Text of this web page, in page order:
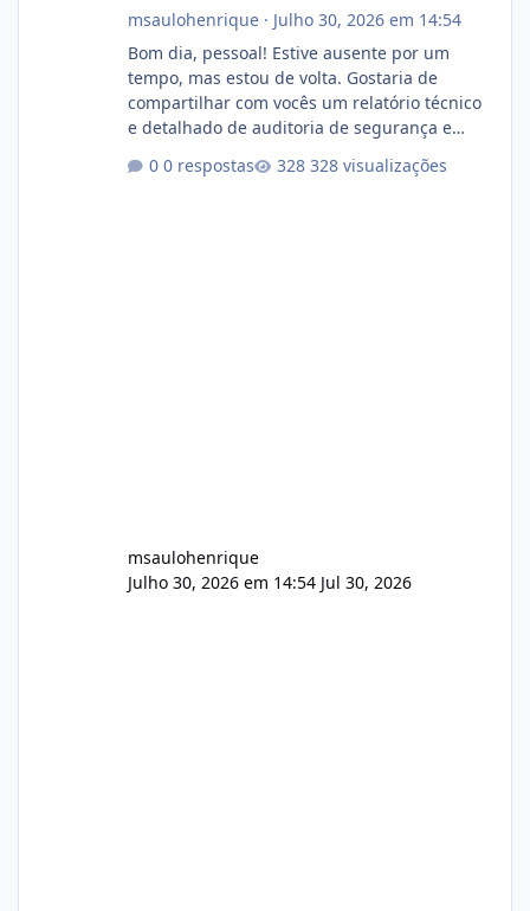
msaulohenrique· Julho 30, 2026 em 14:54
Bom dia, pessoal! Estive ausente por um
tempo, mas estou de volta. Gostaria de
compartilhar com vocês um relatório técnico
e detalhado de auditoria de segurança e
atualmente em circulação e comercialização
0 respostas 328 visualizações
msaulohenrique
Julho 30, 2026 em 14:54 Jul 30, 2026